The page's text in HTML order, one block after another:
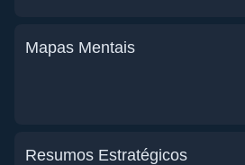
Mapas Mentais
Resumos Estratégicos